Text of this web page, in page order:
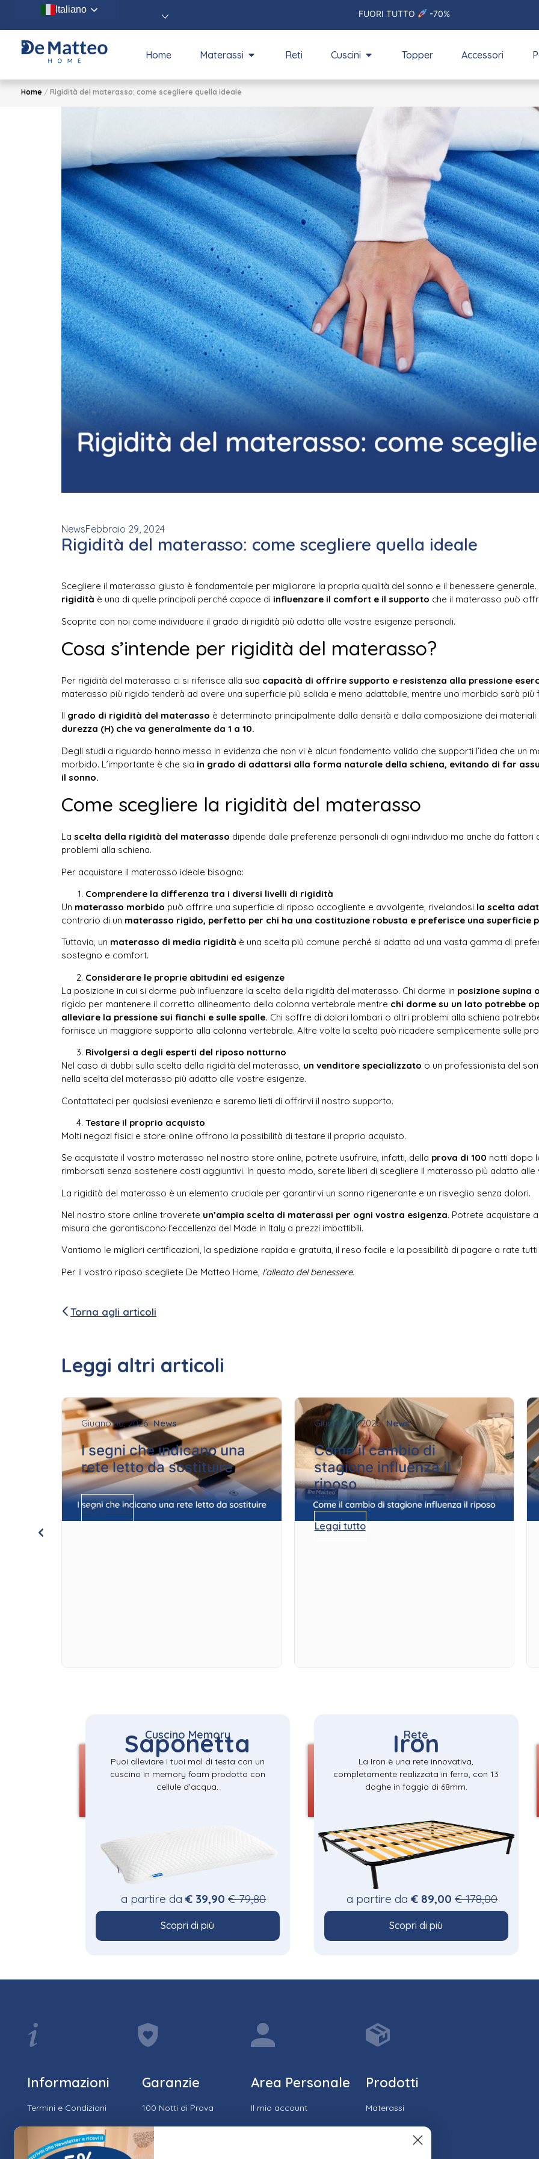
Italiano Tutti i prodotti De Matteo Home al -70%!
Home Materassi Reti Cuscini Topper Accessori
Home / Rigidità del materasso: come scegliere quella ideale
NewsFebbraio 29, 2024
Rigidità del materasso: come scegliere quella ideale
Scegliere il materasso giusto è fondamentale per migliorare la propria qualità del sonno e il benessere
rigidità è una di quelle principali perché capace di influenzare il comfort e il supporto che il materasso può
Scoprite con noi come individuare il grado di rigidità più adatto alle vostre esigenze personali.
Cosa s’intende per rigidità del materasso?
Per rigidità del materasso ci si riferisce alla sua capacità di offrire supporto e resistenza alla pressione
materasso più rigido tenderà ad avere una superficie più solida e meno adattabile, mentre uno morbido sarà più
Il grado di rigidità del materasso è determinato principalmente dalla densità e dalla composizione dei materiali
durezza (H) che va generalmente da 1 a 10.
Degli studi a riguardo hanno messo in evidenza che non vi è alcun fondamento valido che supporti l’idea che
morbido. L’importante è che sia in grado di adattarsi alla forma naturale della schiena, evitando di far
il sonno.
Come scegliere la rigidità del materasso
La scelta della rigidità del materasso dipende dalle preferenze personali di ogni individuo ma anche da
problemi alla schiena.
Per acquistare il materasso ideale bisogna:
Comprendere la differenza tra i diversi livelli di rigidità
Un materasso morbido può offrire una superficie di riposo accogliente e avvolgente, rivelandosi la scelta
contrario di un materasso rigido, perfetto per chi ha una costituzione robusta e preferisce una superficie
Tuttavia, un materasso di media rigidità è una scelta più comune perché si adatta ad una vasta gamma di
sostegno e comfort.
Considerare le proprie abitudini ed esigenze
La posizione in cui si dorme può influenzare la scelta della rigidità del materasso. Chi dorme in posizione supina
rigido per mantenere il corretto allineamento della colonna vertebrale mentre chi dorme su un lato potrebbe
alleviare la pressione sui fianchi e sulle spalle. Chi soffre di dolori lombari o altri problemi alla schiena
fornisce un maggiore supporto alla colonna vertebrale. Altre volte la scelta può ricadere semplicemente sulle
Rivolgersi a degli esperti del riposo notturno
Nel caso di dubbi sulla scelta della rigidità del materasso, un venditore specializzato o un professionista del
nella scelta del materasso più adatto alle vostre esigenze.
Contattateci per qualsiasi evenienza e saremo lieti di offrirvi il nostro supporto.
Testare il proprio acquisto
Molti negozi fisici e store online offrono la possibilità di testare il proprio acquisto.
Se acquistate il vostro materasso nel nostro store online, potrete usufruire, infatti, della prova di 100 notti dopo
rimborsati senza sostenere costi aggiuntivi. In questo modo, sarete liberi di scegliere il materasso più adatto
La rigidità del materasso è un elemento cruciale per garantirvi un sonno rigenerante e un risveglio senza dolori.
Nel nostro store online troverete un’ampia scelta di materassi per ogni vostra esigenza. Potrete acquistare
misura che garantiscono l’eccellenza del Made in Italy a prezzi imbattibili.
Vantiamo le migliori certificazioni, la spedizione rapida e gratuita, il reso facile e la possibilità di pagare a rate
Per il vostro riposo scegliete De Matteo Home, l’alleato del benessere.
Torna agli articoli
Leggi altri articoli
Giugno 30, 2026 News
I segni che indicano una
rete letto da sostituire
Leggi tutto
Giugno 30, 2026 News
Come il cambio di
stagione influenza il
riposo
Leggi tutto
Cuscino Memory
Saponetta
Puoi alleviare i tuoi mal di testa con un
cuscino in memory foam prodotto con
cellule d’acqua.
a partire da€ 39,90 € 79,80
Scopri di più
Rete
Iron
La Iron è una rete innovativa,
completamente realizzata in ferro, con 13
doghe in faggio di 68mm.
a partire da€ 89,00 € 178,00
Scopri di più
Informazioni
Termini e Condizioni
Privacy e Cookie
Policy
Garanzie
100 Notti di Prova
15 Anni di Garanzia
Spedizione & Resi
Area Personale
Il mio account
Prodotti
Materassi